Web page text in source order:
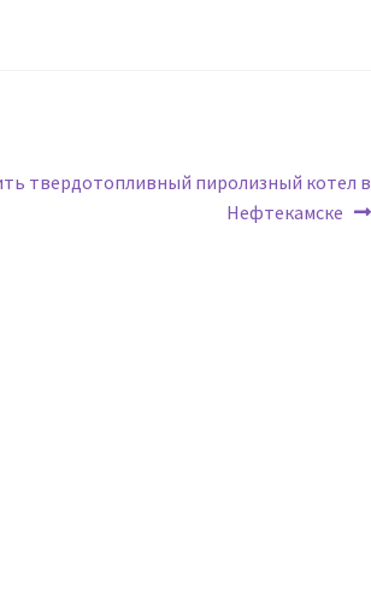
твердотопливный пиролизный котел в
Нефтекамске